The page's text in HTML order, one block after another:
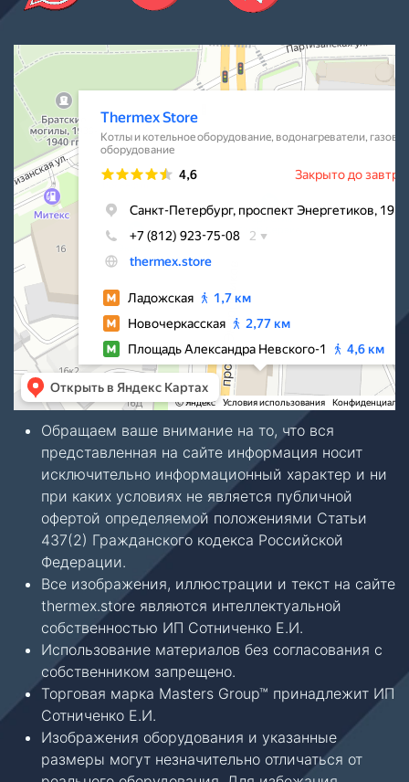
Thermex Store
Котлы и котельное оборудование в Санкт‑Петербурге
Водонагреватели в Санкт‑Петербурге
Обращаем ваше внимание на то, что вся
представленная на сайте информация носит
исключительно информационный характер и ни
при каких условиях не является публичной
офертой определяемой положениями Статьи
437(2) Гражданского кодекса Российской
Федерации.
Все изображения, иллюстрации и текст на сайте
thermex.store являются интеллектуальной
собственностью ИП Сотниченко Е.И.
Использование материалов без согласования с
собственником запрещено.
Торговая марка Masters Group™ принадлежит ИП
Сотниченко Е.И.
Изображения оборудования и указанные
размеры могут незначительно отличаться от